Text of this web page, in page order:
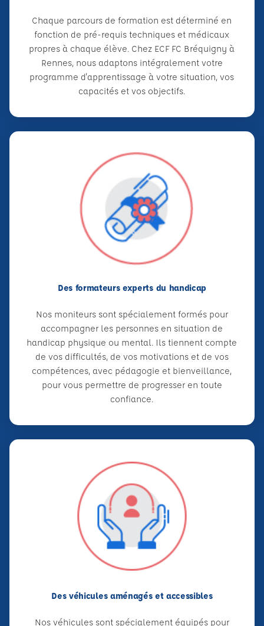
Chaque parcours de formation est déterminé en
fonction de pré-requis techniques et médicaux
propres à chaque élève. Chez ECF FC Bréquigny à
Rennes, nous adaptons intégralement votre
programme d'apprentissage à votre situation, vos
capacités et vos objectifs.
Des formateurs experts du handicap
Nos moniteurs sont spécialement formés pour
accompagner les personnes en situation de
handicap physique ou mental. Ils tiennent compte
de vos difficultés, de vos motivations et de vos
compétences, avec pédagogie et bienveillance,
pour vous permettre de progresser en toute
confiance.
Des véhicules aménagés et accessibles
Nos véhicules sont spécialement équipés pour